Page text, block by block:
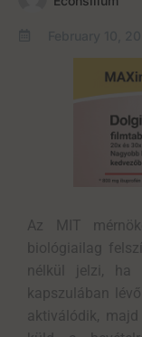
Az MIT
biológiailag
nélkül jelzi, ha
kapszulában
aktiválódik,